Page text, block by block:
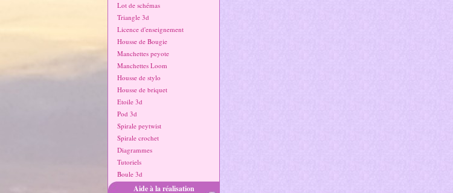
Lot de schémas
Triangle 3d
Licence d'enseignement
Housse de Bougie
Manchettes peyote
Manchettes Loom
Housse de stylo
Housse de briquet
Etoile 3d
Pod 3d
Spirale peytwist
Spirale crochet
Diagrammes
Tutoriels
Boule 3d
Aide à la réalisation